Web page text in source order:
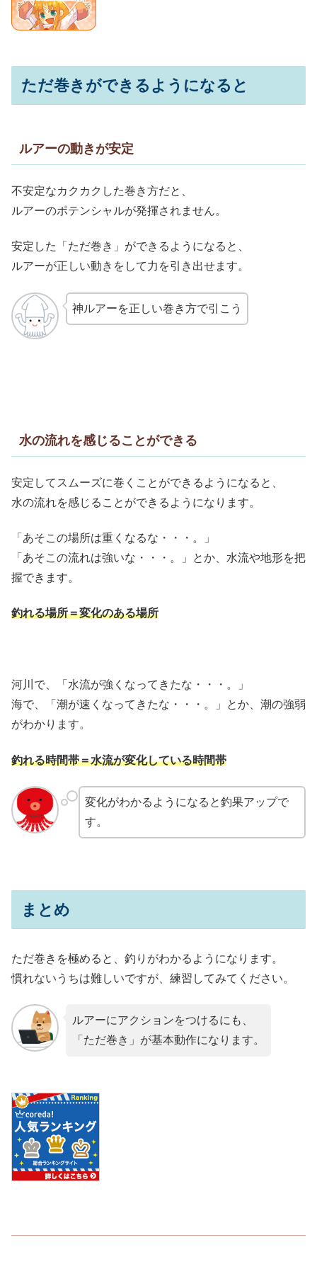
ただ巻きができるようになると
ルアーの動きが安定
不安定なカクカクした巻き方だと、
ルアーのポテンシャルが発揮されません。
安定した「ただ巻き」ができるようになると、
ルアーが正しい動きをして力を引き出せます。
神ルアーを正しい巻き方で引こう
水の流れを感じることができる
安定してスムーズに巻くことができるようになると、
水の流れを感じることができるようになります。
「あそこの場所は重くなるな・・・。」
「あそこの流れは強いな・・・。」とか、水流や地形を把
握できます。
釣れる場所＝変化のある場所
河川で、「水流が強くなってきたな・・・。」
海で、「潮が速くなってきたな・・・。」とか、潮の強弱
がわかります。
釣れる時間帯＝水流が変化している時間帯
変化がわかるようになると釣果アップで
す。
まとめ
ただ巻きを極めると、釣りがわかるようになります。
慣れないうちは難しいですが、練習してみてください。
ルアーにアクションをつけるにも、
「ただ巻き」が基本動作になります。